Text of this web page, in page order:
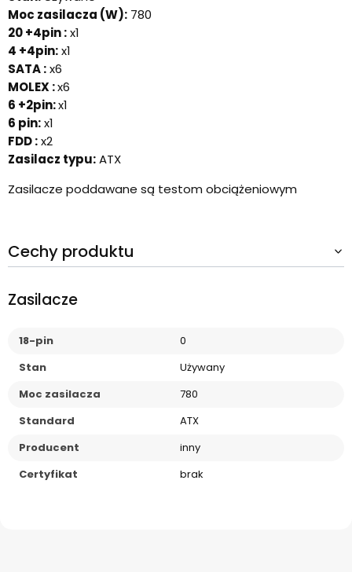
Moc zasilacza (W): 780
20 +4pin :x1
4 +4pin:x1
SATA :x6
MOLEX :x6
6 +2pin:x1
6 pin:x1
FDD :x2
Zasilacz typu:ATX
Zasilacze poddawane są testom obciążeniowym
Cechy produktu
Zasilacze
18-pin
0
Stan
Używany
Moc zasilacza
780
Standard
ATX
Producent
inny
Certyfikat
brak